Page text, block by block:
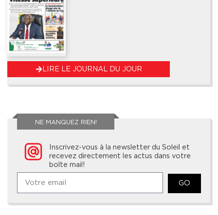
LIRE LE JOURNAL DU JOUR
NE MANQUEZ RIEN!
Inscrivez-vous à la newsletter du Soleil et
recevez directement les actus dans votre
boîte mail!
GO